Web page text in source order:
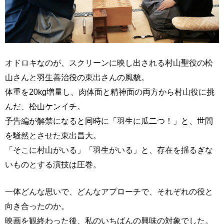
オドロキなのが、スクリーンに映し出される村山聖役の松
山さんと羽生善治役の東出さんの風貌。
体重を20kg増量し、肉体面と精神面の両方から村山役に挑
んだ、松山ケンイチ。
予告編が解禁になると同時に「羽生に瓜二つ！」と、世間
を騒然とさせた東出昌大。
「そこに村山がいる」「羽生がいる」と、存在を揺るぎな
いものとする演技は圧巻。
一体どんな思いで、どんなアプローチで、それぞれの役と
向き合ったのか。
映画を観終わった後、私のいちばんの興味の対象でした。